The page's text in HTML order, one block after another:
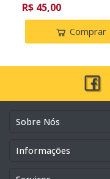
R$ 45,00
Comprar
Sobre Nós
Informações